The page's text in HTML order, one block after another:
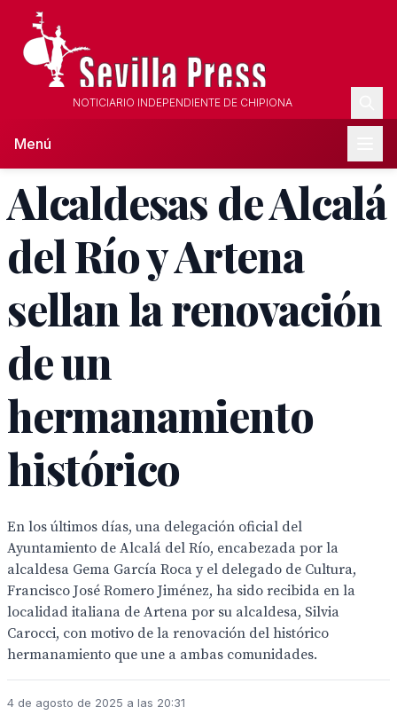
NOTICIARIO INDEPENDIENTE DE CHIPIONA
Menú
Alcaldesas de Alcalá
del Río y Artena
sellan la renovación
de un
hermanamiento
histórico
En los últimos días, una delegación oficial del
Ayuntamiento de Alcalá del Río, encabezada por la
alcaldesa Gema García Roca y el delegado de Cultura,
Francisco José Romero Jiménez, ha sido recibida en la
localidad italiana de Artena por su alcaldesa, Silvia
Carocci, con motivo de la renovación del histórico
hermanamiento que une a ambas comunidades.
4 de agosto de 2025 a las 20:31